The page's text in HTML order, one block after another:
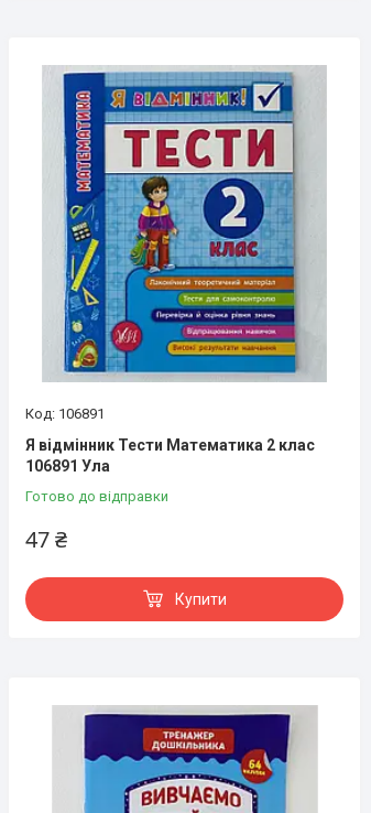
106891
Я відмінник Тести Математика 2 клас
106891 Ула
Готово до відправки
47 ₴
Купити